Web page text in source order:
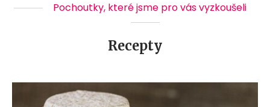
Pochoutky, které jsme pro vás vyzkoušeli
Recepty